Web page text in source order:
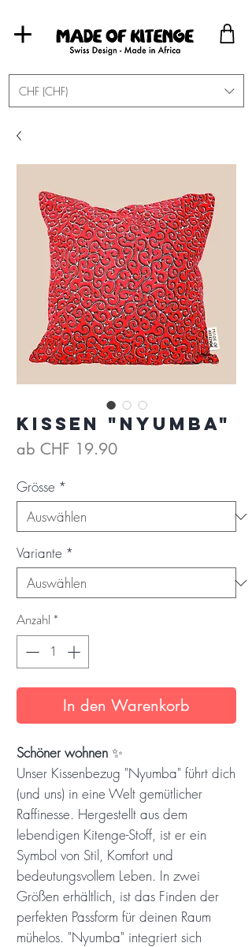
CHF (CHF)
Kissen "Nyumba"
ab CHF 19.90Sale-
Grösse *
Variante *
Anzahl *
In den Warenkorb
Schöner wohnen ✨
Unser Kissenbezug "Nyumba" führt dich
(und uns) in eine Welt gemütlicher
Raffinesse. Hergestellt aus dem
lebendigen Kitenge-Stoff, ist er ein
Symbol von Stil, Komfort und
bedeutungsvollem Leben. In zwei
Größen erhältlich, ist das Finden der
perfekten Passform für deinen Raum
mühelos. "Nyumba" integriert sich